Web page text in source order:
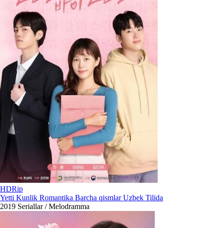
HDRip
Yetti Kunlik Romantika Barcha qismlar Uzbek Tilida
2019 Seriallar / Melodramma